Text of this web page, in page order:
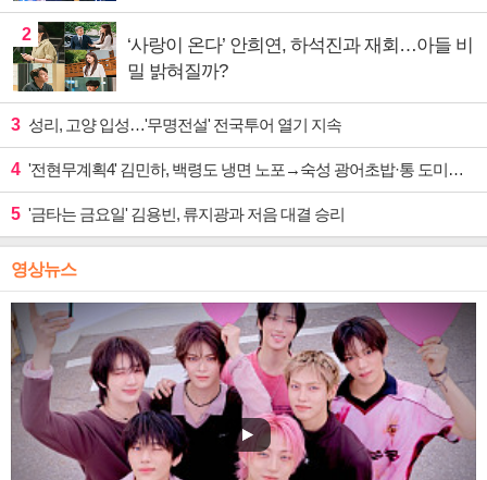
2
‘사랑이 온다’ 안희연, 하석진과 재회…아들 비
밀 밝혀질까?
3 성리, 고양 입성…'무명전설' 전국투어 열기 지속
4 '전현무계획4' 김민하, 백령도 냉면 노포→숙성 광어초밥·통 도미찜 맛집 탐방
5 '금타는 금요일' 김용빈, 류지광과 저음 대결 승리
영상뉴스